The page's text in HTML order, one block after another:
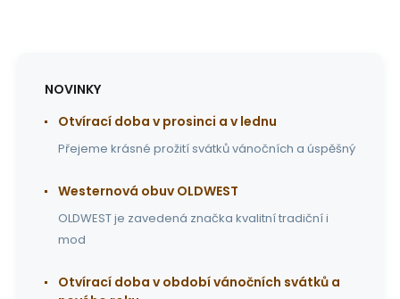
NOVINKY
Otvírací doba v prosinci a v lednu
Přejeme krásné prožití svátků vánočních a úspěšný
Westernová obuv OLDWEST
OLDWEST je zavedená značka kvalitní tradiční i
mod
Otvírací doba v období vánočních svátků a